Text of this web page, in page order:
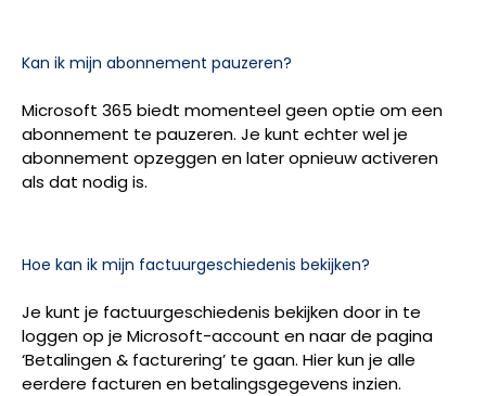
Kan ik mijn abonnement pauzeren?
Microsoft 365 biedt momenteel geen optie om een
abonnement te pauzeren. Je kunt echter wel je
abonnement opzeggen en later opnieuw activeren
als dat nodig is.
Hoe kan ik mijn factuurgeschiedenis bekijken?
Je kunt je factuurgeschiedenis bekijken door in te
loggen op je Microsoft-account en naar de pagina
‘Betalingen & facturering’ te gaan. Hier kun je alle
eerdere facturen en betalingsgegevens inzien.